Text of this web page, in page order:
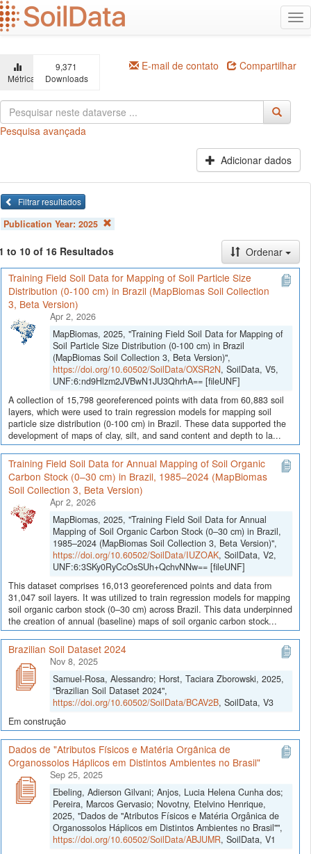
Ir
para
o
principal
Métricas
9,371
Downloads
E-mail de contato Compartilhar
Pesquisa avançada
Adicionar dados
Filtrar resultados
Publication Year: 2025
to 10 of 16 Resultados
Ordenar
Training Field Soil Data for Mapping of Soil Particle Size
Distribution (0-100 cm) in Brazil (MapBiomas Soil Collection
3, Beta Version)
Apr 2, 2026
MapBiomas, 2025, "Training Field Soil Data for Mapping of
Soil Particle Size Distribution (0-100 cm) in Brazil
(MapBiomas Soil Collection 3, Beta Version)",
https://doi.org/10.60502/SoilData/OXSR2N, SoilData, V5,
UNF:6:nd9Hlzm2JVBwN1JU3QhrhA== [fileUNF]
A collection of 15,798 georeferenced points with data from 60,883 soil
layers, which were used to train regression models for mapping soil
particle size distribution (0-100 cm) in Brazil. These data supported the
development of maps of clay, silt, and sand content and depth to la...
Training Field Soil Data for Annual Mapping of Soil Organic
Carbon Stock (0–30 cm) in Brazil, 1985–2024 (MapBiomas
Soil Collection 3, Beta Version)
Apr 2, 2026
MapBiomas, 2025, "Training Field Soil Data for Annual
Mapping of Soil Organic Carbon Stock (0–30 cm) in Brazil,
1985–2024 (MapBiomas Soil Collection 3, Beta Version)",
https://doi.org/10.60502/SoilData/IUZOAK, SoilData, V2,
UNF:6:3SKy0RyCcOsSUh+QchvNNw== [fileUNF]
This dataset comprises 16,013 georeferenced points and data from
31,047 soil layers. It was utilized to train regression models for mapping
soil organic carbon stock (0–30 cm) across Brazil. This data underpinned
the creation of annual (baseline) maps of soil organic carbon stock...
Brazilian Soil Dataset 2024
Nov 8, 2025
Samuel-Rosa, Alessandro; Horst, Taciara Zborowski, 2025,
"Brazilian Soil Dataset 2024",
https://doi.org/10.60502/SoilData/BCAV2B, SoilData, V3
Em construção
Dados de "Atributos Físicos e Matéria Orgânica de
Organossolos Háplicos em Distintos Ambientes no Brasil"
Sep 25, 2025
Ebeling, Adierson Gilvani; Anjos, Lucia Helena Cunha dos;
Pereira, Marcos Gervasio; Novotny, Etelvino Henrique,
2025, "Dados de "Atributos Físicos e Matéria Orgânica de
Organossolos Háplicos em Distintos Ambientes no Brasil"",
https://doi.org/10.60502/SoilData/ABJUMR, SoilData, V1